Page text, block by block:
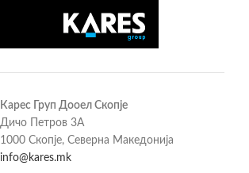
Карес Груп Дооел Скопје
Дичо Петров 3А
1000 Скопје, Северна Македонија
info@kares.mk